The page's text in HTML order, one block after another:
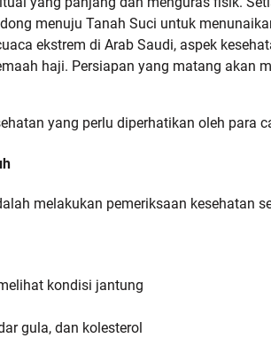
menuju Tanah Suci untuk
ekstrem di Arab Saudi, aspek
haji. Persiapan yang matang akan
yang perlu diperhatikan oleh para
melakukan pemeriksaan kesehatan
kondisi jantung
gula, dan kolesterol